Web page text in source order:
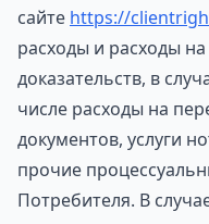
сайте https://
расходы и расходы
доказательств, в
числе расходы на
документов, услуги
прочие
Потребителя. В